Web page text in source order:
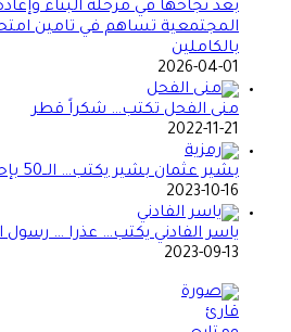
بعد نجاحها في مرحلة البناء
المجتمعية تساهم في تامين
بالكاملين
2026-04-01
منى الفحل تكتب… شكراً قطر
2022-11-21
بشير عثمان بشير يكتب… الــ50 بإحساس 30 !!
2023-10-16
ياسر الفادني يكتب… عذرا … رسول
2023-09-13